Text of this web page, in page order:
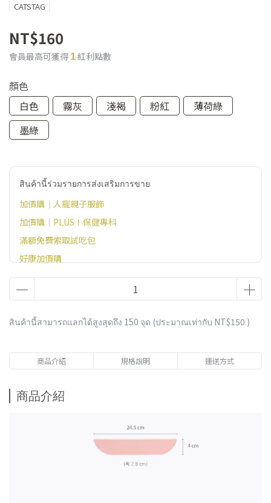
CATSTAG
NT$160
會員最高可獲得 1紅利點數
顏色
白色
霧灰 淺褐 粉紅
薄荷綠
墨綠
สินค้านี้ร่วมรายการส่งเสริมการขาย
加價購｜人寵親子服飾
加價購｜PLUS！保健專科
滿額免費索取試吃包
好康加價購
官網滿額贈好禮（恕無法指定，不需贈品請備註）
สินค้านี้สามารถแลกได้สูงสุดถึง 150 จุด (ประมาณเท่ากับ NT$150 )
商品介紹 規格說明 運送方式
商品介紹